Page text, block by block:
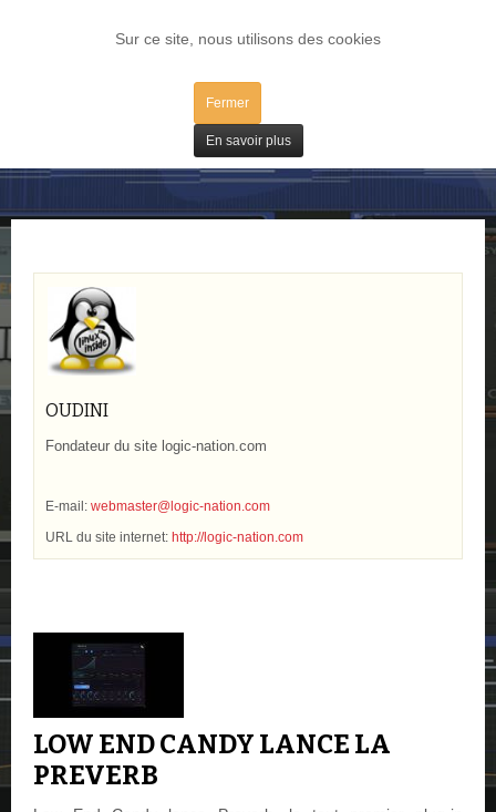
Sur ce site, nous utilisons des cookies
Fermer
En savoir plus
LOG IN
OUDINI
Fondateur du site logic-nation.com
E-mail: webmaster@logic-nation.com
URL du site internet: http://logic-nation.com
LOW END CANDY LANCE LA
PREVERB